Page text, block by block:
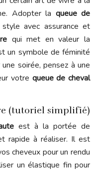
Adopter la queue de
avec assurance et
qui met en valeur la
un symbole de féminité
soirée, pensez à une
votre queue de cheval
(tutoriel simplifié)
est à la portée de
rapide à réaliser. Il est
cheveux pour un rendu
un élastique fin pour